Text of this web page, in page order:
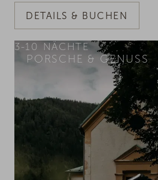
DETAILS & BUCHEN
PORSCHE & GENUSS
3-10 NÄCHTE